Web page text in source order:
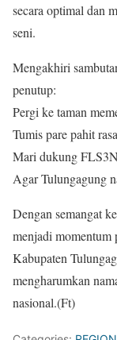
secara optimal dan
seni.
Mengakhiri
penutup:
Pergi ke taman
Tumis pare pahit
Mari dukung
Agar Tulungagung
Dengan semangat
menjadi momentum
Kabupaten
mengharumkan
nasional.(Ft)